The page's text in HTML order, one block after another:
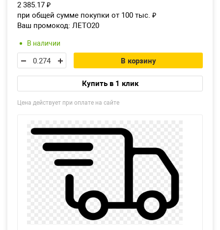
2 385.17 ₽
при общей сумме покупки от 100 тыс. ₽
Ваш промокод: ЛЕТО20
В наличии
В корзину
Купить в 1 клик
Цена действует при оплате на сайте